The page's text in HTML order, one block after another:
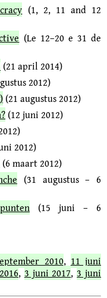
(1, 2, 11 and 12
(Le 12–20 e 31 de
(21 april 2014)
2012)
) (21 augustus 2012)
(12 juni 2012)
2012)
(6 maart 2012)
(31 augustus – 6
(15 juni – 6
2010, 11 juni
,3 juni 2017,3 juni